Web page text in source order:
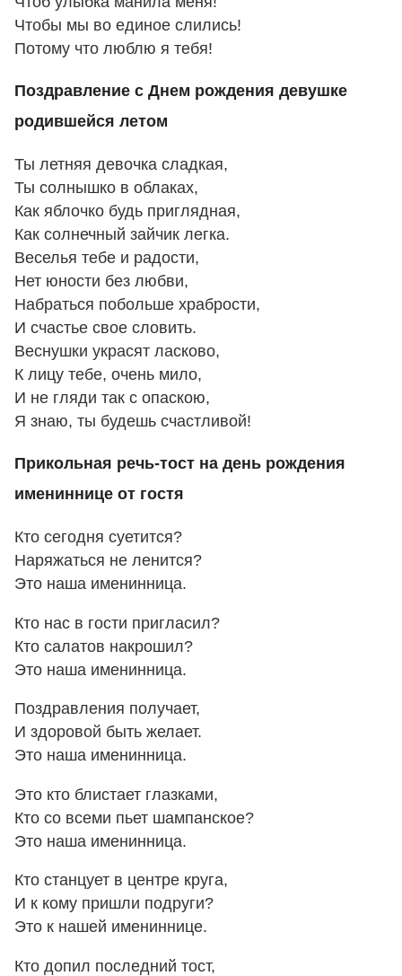
Чтобы мы во единое слились!
Потому что люблю я тебя!
Поздравление с Днем рождения девушке
родившейся летом
Ты летняя девочка сладкая,
Ты солнышко в облаках,
Как яблочко будь приглядная,
Как солнечный зайчик легка.
Веселья тебе и радости,
Нет юности без любви,
Набраться побольше храбрости,
И счастье свое словить.
Веснушки украсят ласково,
К лицу тебе, очень мило,
И не гляди так с опаскою,
Я знаю, ты будешь счастливой!
Прикольная речь-тост на день рождения
имениннице от гостя
Кто сегодня суетится?
Наряжаться не ленится?
Это наша именинница.
Кто нас в гости пригласил?
Кто салатов накрошил?
Это наша именинница.
Поздравления получает,
И здоровой быть желает.
Это наша именинница.
Это кто блистает глазками,
Кто со всеми пьет шампанское?
Это наша именинница.
Кто станцует в центре круга,
И к кому пришли подруги?
Это к нашей имениннице.
Кто допил последний тост,